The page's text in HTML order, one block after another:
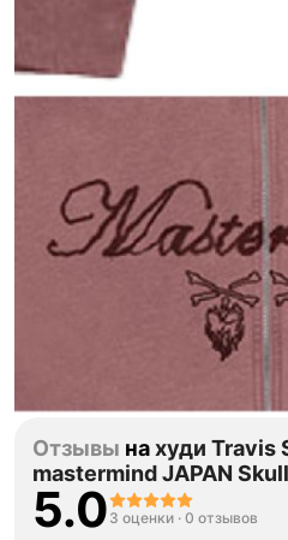
Отзывы нахуди Travis
mastermind JAPAN
5.0 3 оценки · 0 отзывов